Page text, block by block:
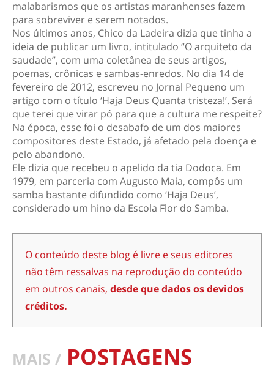
malabarismos que os artistas maranhenses fazem
para sobreviver e serem notados.
Nos últimos anos, Chico da Ladeira dizia que tinha a
ideia de publicar um livro, intitulado “O arquiteto da
saudade”, com uma coletânea de seus artigos,
poemas, crônicas e sambas-enredos. No dia 14 de
fevereiro de 2012, escreveu no Jornal Pequeno um
artigo com o título ‘Haja Deus Quanta tristeza!’. Será
que terei que virar pó para que a cultura me respeite?
Na época, esse foi o desabafo de um dos maiores
compositores deste Estado, já afetado pela doença e
pelo abandono.
Ele dizia que recebeu o apelido da tia Dodoca. Em
1979, em parceria com Augusto Maia, compôs um
samba bastante difundido como ‘Haja Deus’,
considerado um hino da Escola Flor do Samba.
O conteúdo deste blog é livre e seus editores
não têm ressalvas na reprodução do conteúdo
em outros canais, desde que dados os devidos
créditos.
MAIS / POSTAGENS